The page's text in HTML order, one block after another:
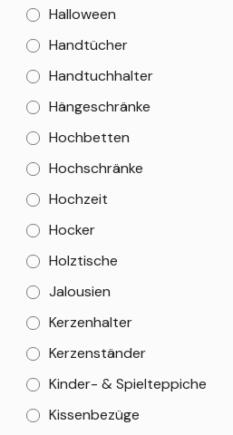
Halloween
Handtücher
Handtuchhalter
Hängeschränke
Hochbetten
Hochschränke
Hochzeit
Hocker
Holztische
Jalousien
Kerzenhalter
Kerzenständer
Kinder- & Spielteppiche
Kissenbezüge